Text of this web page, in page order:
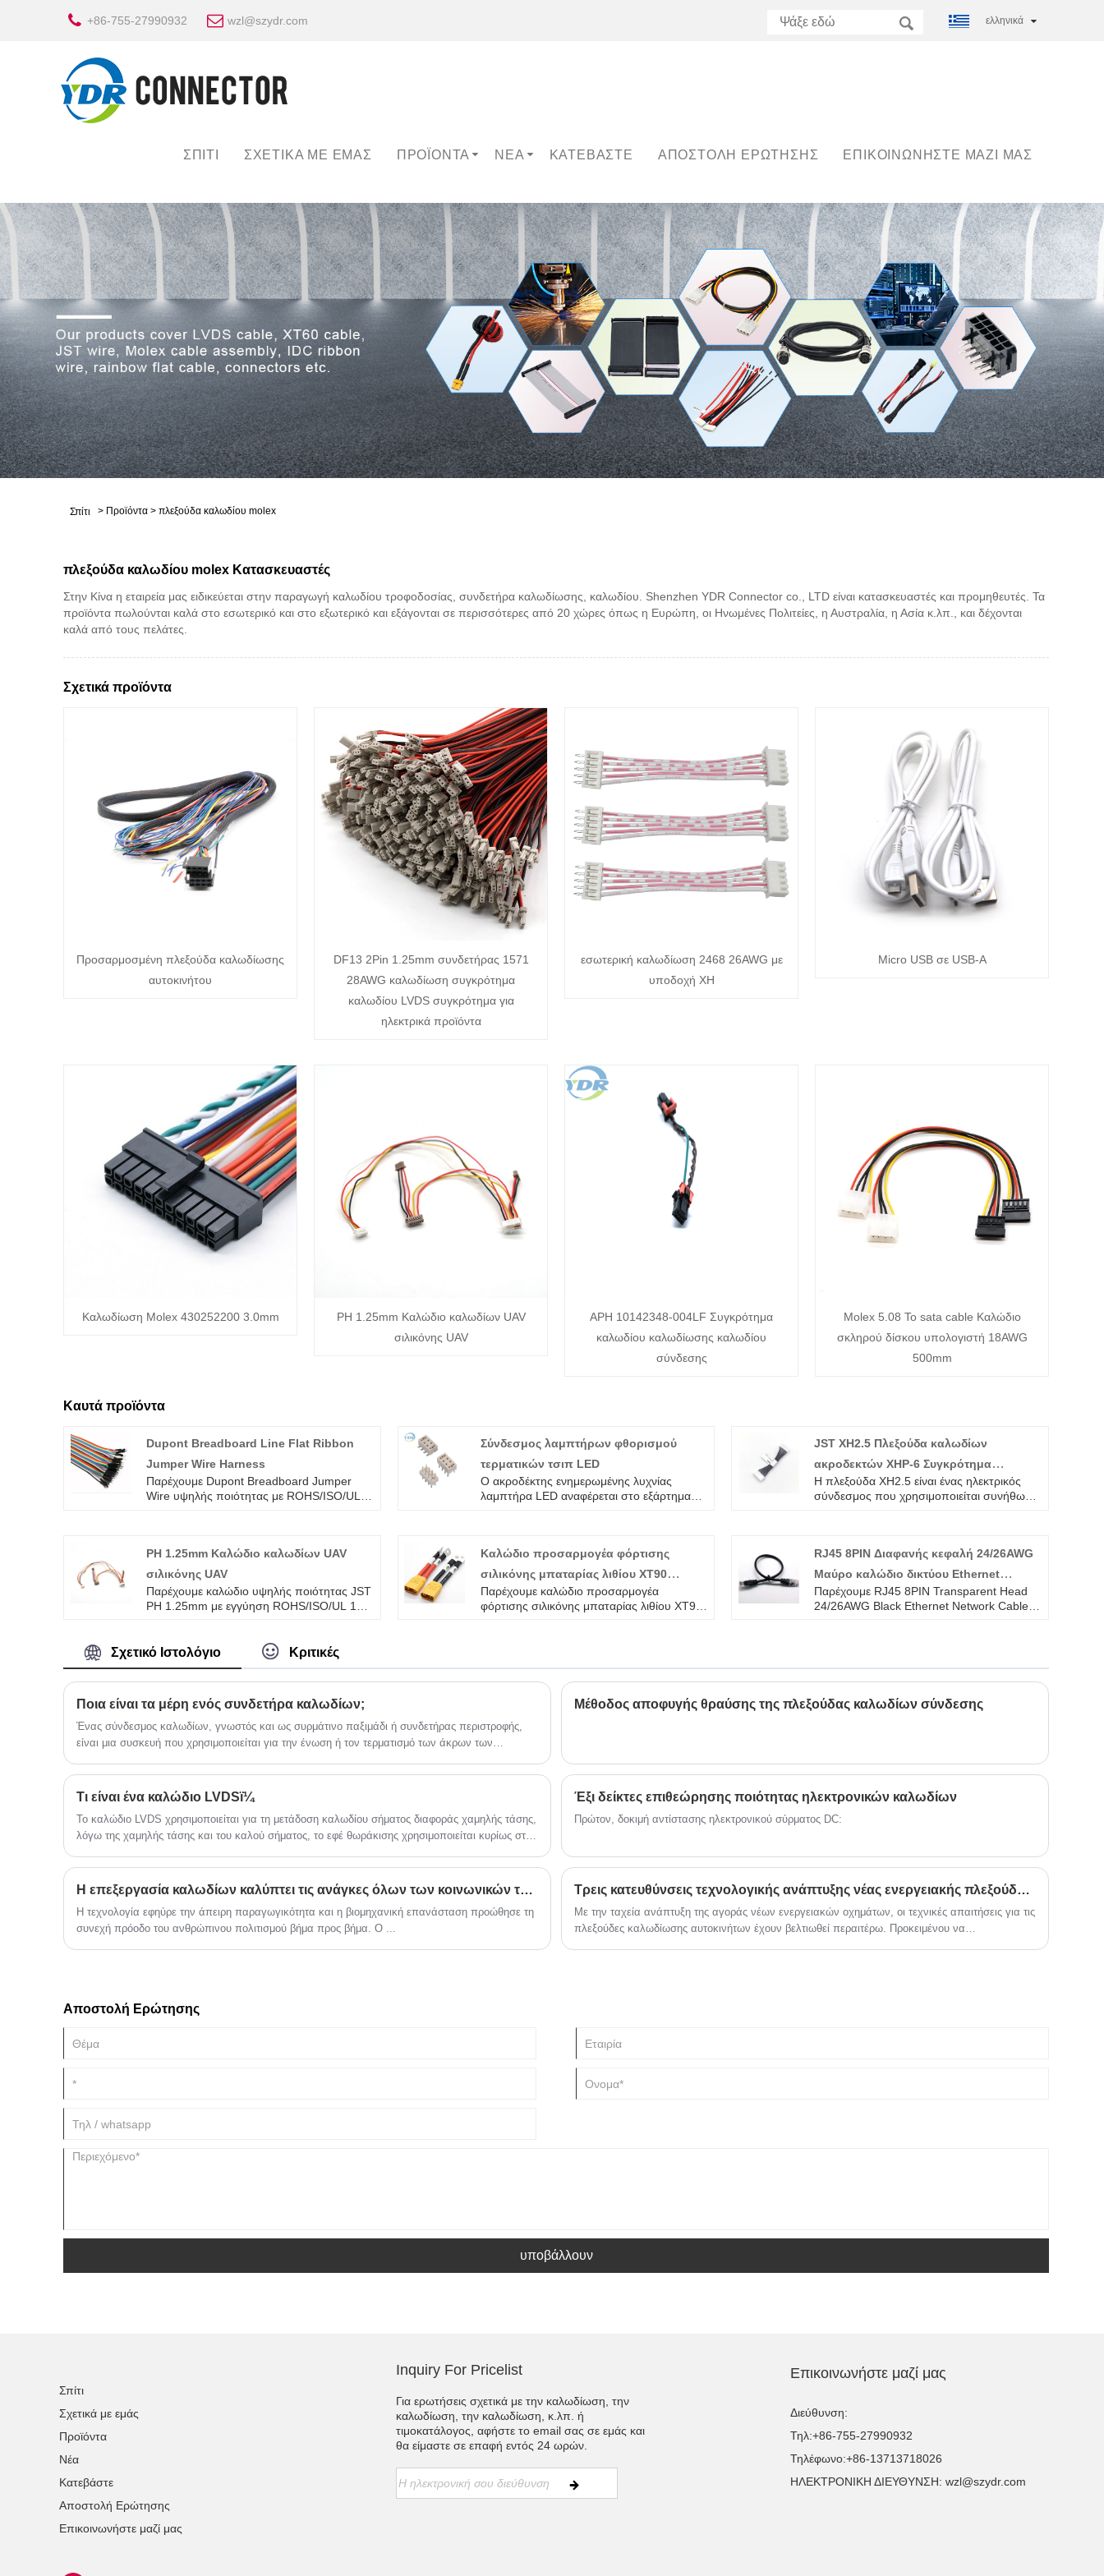
+86-755-27990932 wzl@szydr.com ελληνικά
ΣΠΊΤΙ ΣΧΕΤΙΚΆ ΜΕ ΕΜΆΣ ΠΡΟΪΌΝΤΑ ΝΈΑ ΚΑΤΕΒΆΣΤΕ ΑΠΟΣΤΟΛΉ ΕΡΏΤΗΣΗΣ ΕΠΙΚΟΙΝΩΝΉΣΤΕ ΜΑΖΊ ΜΑΣ
Σπίτι > Προϊόντα > πλεξούδα καλωδίου molex
πλεξούδα καλωδίου molex Κατασκευαστές
Στην Κίνα η εταιρεία μας ειδικεύεται στην παραγωγή καλωδίου τροφοδοσίας, συνδετήρα καλωδίωσης, καλωδίου. Shenzhen YDR Connector co., LTD είναι κατασκευαστές και προμηθευτές. Τα
προϊόντα πωλούνται καλά στο εσωτερικό και στο εξωτερικό και εξάγονται σε περισσότερες από 20 χώρες όπως η Ευρώπη, οι Ηνωμένες Πολιτείες, η Αυστραλία, η Ασία κ.λπ., και δέχονται
καλά από τους πελάτες.
Σχετικά προϊόντα
Προσαρμοσμένη πλεξούδα καλωδίωσης
αυτοκινήτου
DF13 2Pin 1.25mm συνδετήρας 1571
28AWG καλωδίωση συγκρότημα
καλωδίου LVDS συγκρότημα για
ηλεκτρικά προϊόντα
εσωτερική καλωδίωση 2468 26AWG με
υποδοχή XH
Micro USB σε USB-A
Καλωδίωση Molex 430252200 3.0mm
PH 1.25mm Καλώδιο καλωδίων UAV
σιλικόνης UAV
APH 10142348-004LF Συγκρότημα
καλωδίου καλωδίωσης καλωδίου
σύνδεσης
Molex 5.08 To sata cable Καλώδιο
σκληρού δίσκου υπολογιστή 18AWG
500mm
Καυτά προϊόντα
Dupont Breadboard Line Flat Ribbon
Jumper Wire Harness
Παρέχουμε Dupont Breadboard Jumper
Wire υψηλής ποιότητας με ROHS/ISO/UL 1
μεγαλύτερο μέρος της αγοράς της Ασίας,
της Ευρώπης και της Αμερικής.
Περιμένουμε να γίνουμε ο μακροπρόθεσμος
συνεργάτης σας στην Κίνα.
Σύνδεσμος λαμπτήρων φθορισμού
τερματικών τσιπ LED
Ο ακροδέκτης ενημερωμένης λυχνίας
λαμπτήρα LED αναφέρεται στο εξάρτημα
λαμπτήρα LED.
JST XH2.5 Πλεξούδα καλωδίων
ακροδεκτών XHP-6 Συγκρότημα
καλωδίου σύνδεσης
Η πλεξούδα XH2.5 είναι ένας ηλεκτρικός
σύνδεσμος που χρησιμοποιείται συνήθως
PH 1.25mm Καλώδιο καλωδίων UAV
σιλικόνης UAV
Παρέχουμε καλώδιο υψηλής ποιότητας JST
PH 1.25mm με εγγύηση ROHS/ISO/UL 1
χρόνια, καλύπτοντας το μεγαλύτερο μέρος
της αγοράς της Ασίας, της Ευρώπης και
της Αμερικής. Περιμένουμε να γίνουμε ο
Κίνα.
Καλώδιο προσαρμογέα φόρτισης
σιλικόνης μπαταρίας λιθίου XT90
θηλυκής ισχύος/θήκης Ebike
Παρέχουμε καλώδιο προσαρμογέα
φόρτισης σιλικόνης μπαταρίας λιθίου XT90
και την κατασκευή συνδετήρων πάνω από
10 χρόνια, καλύπτοντας το μεγαλύτερο
μέρος της αγοράς της Ασίας, της Ευρώπης
και της Αμερικής. Περιμένουμε να γίνουμε ο
μακροπρόθεσμος συνεργάτης σας στην
Κίνα.
RJ45 8PIN Διαφανής κεφαλή 24/26AWG
Μαύρο καλώδιο δικτύου Ethernet
Καλώδιο LAN Καλώδιο ηλεκτρικού
Παρέχουμε RJ45 8PIN Transparent Head
24/26AWG Black Ethernet Network Cable
και την κατασκευή συνδετήρων πάνω από
10 χρόνια, καλύπτοντας το μεγαλύτερο
και της Αμερικής. Περιμένουμε να γίνουμε ο
Σχετικό Ιστολόγιο Κριτικές
Ποια είναι τα μέρη ενός συνδετήρα καλωδίων;
Ένας σύνδεσμος καλωδίων, γνωστός και ως συρμάτινο παξιμάδι ή συνδετήρας περιστροφής,
είναι μια συσκευή που χρησιμοποιείται για την ένωση ή τον τερματισμό των άκρων των
Μέθοδος αποφυγής θραύσης της πλεξούδας καλωδίων σύνδεσης
Τι είναι ένα καλώδιο LVDSï¼
Το καλώδιο LVDS χρησιμοποιείται για τη μετάδοση καλωδίου σήματος διαφοράς χαμηλής τάσης,
λόγω της χαμηλής τάσης και του καλού σήματος, το εφέ θωράκισης χρησιμοποιείται κυρίως στη
τηλεόραση LCD, φορητό υπολογιστή.
Έξι δείκτες επιθεώρησης ποιότητας ηλεκτρονικών καλωδίων
Πρώτον, δοκιμή αντίστασης ηλεκτρονικού σύρματος DC:
Η επεξεργασία καλωδίων καλύπτει τις ανάγκες όλων των κοινωνικών τάξεων.
Η τεχνολογία εφηύρε την άπειρη παραγωγικότητα και η βιομηχανική επανάσταση προώθησε τη
συνεχή πρόοδο του ανθρώπινου πολιτισμού βήμα προς βήμα. Ο ...
Τρεις κατευθύνσεις τεχνολογικής ανάπτυξης νέας ενεργειακής πλεξούδας οχημάτων
Με την ταχεία ανάπτυξη της αγοράς νέων ενεργειακών οχημάτων, οι τεχνικές απαιτήσεις για τις
πλεξούδες καλωδίωσης αυτοκινήτων έχουν βελτιωθεί περαιτέρω. Προκειμένου να
Αποστολή Ερώτησης
υποβάλλουν
Σπίτι
Σχετικά με εμάς
Προϊόντα
Νέα
Κατεβάστε
Αποστολή Ερώτησης
Επικοινωνήστε μαζί μας
Inquiry For Pricelist
Για ερωτήσεις σχετικά με την καλωδίωση, την
καλωδίωση, την καλωδίωση, κ.λπ. ή
τιμοκατάλογος, αφήστε το email σας σε εμάς και
θα είμαστε σε επαφή εντός 24 ωρών.
Επικοινωνήστε μαζί μας
Διεύθυνση:
Τηλ:+86-755-27990932
Τηλέφωνο:+86-13713718026
ΗΛΕΚΤΡΟΝΙΚΗ ΔΙΕΥΘΥΝΣΗ: wzl@szydr.com